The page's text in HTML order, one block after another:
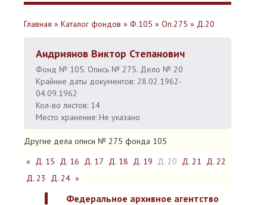
Главная » Каталог фондов » Ф.105 » Оп.275 » Д.20
Андриянов Виктор Степанович
Фонд № 105. Опись № 275. Дело № 20
Крайние даты документов: 28.02.1962-
04.09.1962
Кол-во листов: 14
Место хранения: Не указано
Другие дела описи № 275 фонда 105
« Д. 15 Д. 16 Д. 17 Д. 18 Д. 19 Д. 20 Д. 21 Д. 22
Д. 23
Д. 24 »
Федеральное архивное агентство